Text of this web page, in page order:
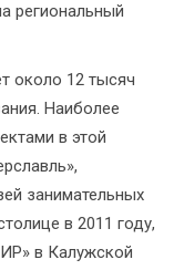
региональный
около 12 тысяч
Наиболее
в этой
занимательных
в 2011 году,
в Калужской